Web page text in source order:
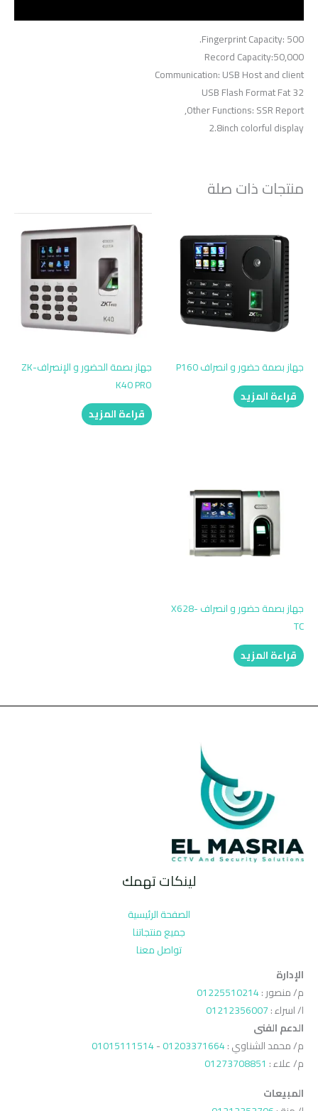
Fingerprint Capacity: 500.
Record Capacity:50,000
Communication: USB Host and client
USB Flash Format Fat 32
Other Functions: SSR Report,
2.8inch colorful display
منتجات ذات صلة
جهاز بصمة حضور و انصراف P160
قراءة المزيد
جهاز بصمة الحضور و الإنصرافZK-
K40 PRO
قراءة المزيد
جهاز بصمة حضور و انصراف X628-
TC
قراءة المزيد
لينكات تهمك
الصفحة الرئيسية
جميع منتجاتنا
تواصل معنا
الإدارة
م/ منصور :01225510214
ا/ اسراء :01212356007
الدعم الفنى
م/ محمد الشناوي :01203371664
-
01015111514
م/ علاء : 01273708851
المبيعات